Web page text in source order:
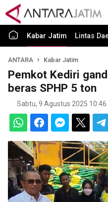
Kabar Jatim Lintas
ANTARA Kabar Jatim
Pemkot Kediri
beras SPHP 5 ton
Sabtu, 9 Agustus 2025 10:46